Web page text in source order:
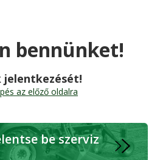
bennünket!
jelentkezését!
az előző oldalra
be szerviz